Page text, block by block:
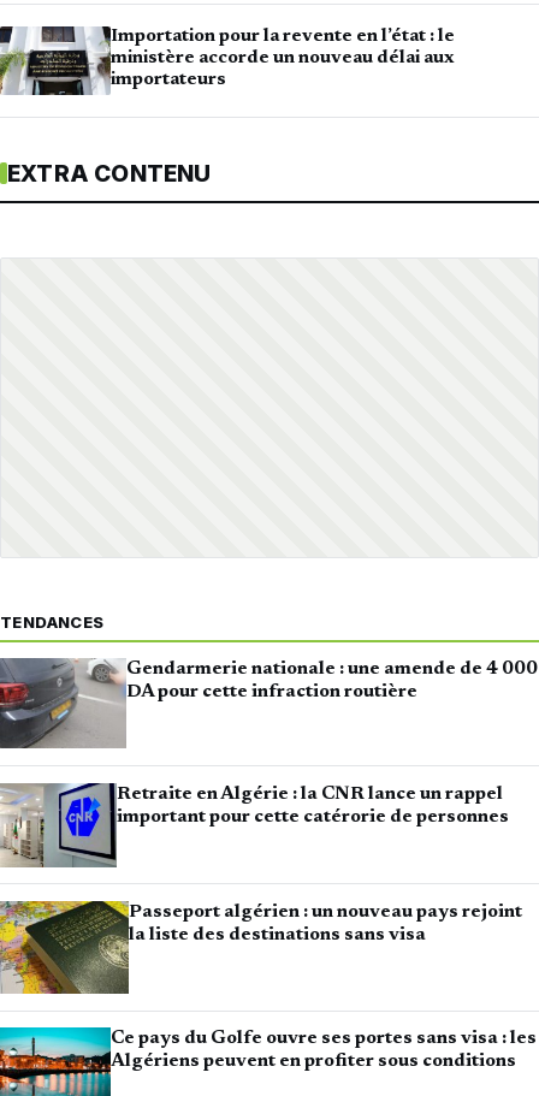
Importation pour la revente en l’état : le
ministère accorde un nouveau délai aux
importateurs
EXTRA CONTENU
TENDANCES
Gendarmerie nationale : une amende de 4 000
DA pour cette infraction routière
Retraite en Algérie : la CNR lance un rappel
important pour cette catérorie de personnes
Passeport algérien : un nouveau pays rejoint
la liste des destinations sans visa
Ce pays du Golfe ouvre ses portes sans visa : les
Algériens peuvent en profiter sous conditions